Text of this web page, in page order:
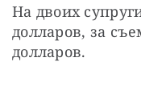
На двоих
долларов, за
долларов.